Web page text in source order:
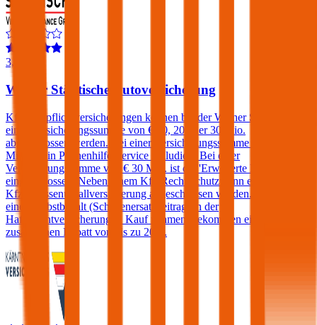
3,9
Wiener Städtische Autoversicherung
Kfz-Haftpflichtversicherungen können bei der Wiener Städtische mit
einer Versicherungssumme von € 10, 20 oder 30 Mio.
abgeschlossen werden. Bei einer Versicherungssumme von € 20
Mio. ist ein Pannenhilfe-Service inkludiert. Bei einer
Versicherungssumme von € 30 Mio. ist die 'Erweiterte Pannenhilfe'
eingeschlossen. Neben einem Kfz-Rechtsschutz kann ebenfalls eine
Kfz-Insassenunfallversicherung abgeschlossen werden. Kunden, die
einen Selbstbehalt (Schadenersatzbeitrag) in der
Haftpflichtversicherung in Kauf nehmen, bekommen einen
zusätzlichen Rabatt von bis zu 20%.